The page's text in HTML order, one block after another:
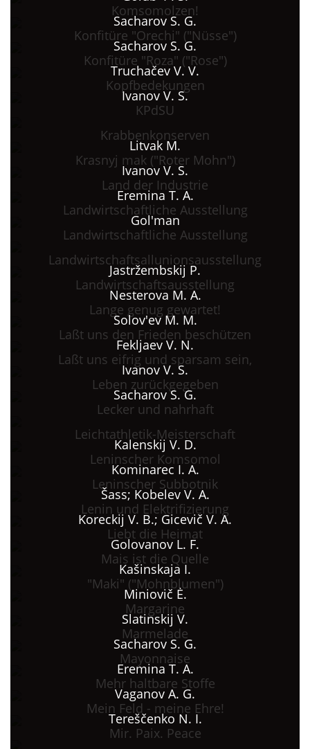
Komsomolzen!
Sacharov S. G.
Konfitüre "Orechi" ("Nüsse")
Sacharov S. G.
Konfitüre "Roza" ("Rose")
Truchačev V. V.
Kopfbedekungen
Ivanov V. S.
KPdSU
Krabbenkonserven
Litvak M.
Krasnyj mak ("Roter Mohn")
Ivanov V. S.
Land der Industrie
Eremina T. A.
Landwirtschaftliche Ausstellung
Gol'man
Landwirtschaftliche Ausstellung
Landwirtschaftsallunionsausstellung
Jastržembskij P.
Landwirtschaftsausstellung
Nesterova M. A.
Lange genug gewartet!
Solov'ev M. M.
Laßt uns den Frieden beschützen
Fekljaev V. N.
Laßt uns eifrig und sparsam sein,
Ivanov V. S.
Leben zurückgegeben
Sacharov S. G.
Lecker und nahrhaft
Leichtathletik-Meisterschaft
Kalenskij V. D.
Leninscher Komsomol
Kominarec I. A.
Leninscher Subbotnik
Šass; Kobelev V. A.
Lenin und Elektrifizierung
Koreckij V. B.; Gicevič V. A.
Liebt die Heimat
Golovanov L. F.
Mais ist die Quelle
Kašinskaja I.
"Maki" ("Mohnblumen")
Miniovič Ė.
Margarine
Slatinskij V.
Marmelade
Sacharov S. G.
Mayonnaise
Eremina T. A.
Mehr haltbare Stoffe
Vaganov A. G.
Mein Feld - meine Ehre!
Tereščenko N. I.
Mir. Paix. Peace